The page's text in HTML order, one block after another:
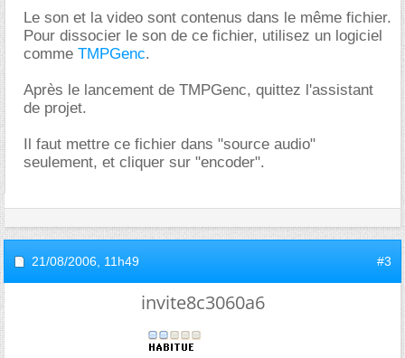
Le son et la video sont contenus dans le même fichier.
Pour dissocier le son de ce fichier, utilisez un logiciel
comme TMPGenc.
Après le lancement de TMPGenc, quittez l'assistant
de projet.
Il faut mettre ce fichier dans "source audio"
seulement, et cliquer sur "encoder".
21/08/2006, 11h49 #3
invite8c3060a6